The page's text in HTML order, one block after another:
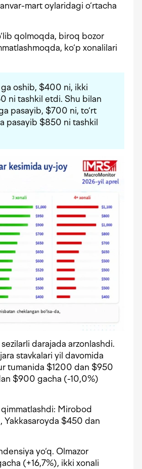
mart oylaridagi o‘rtacha
qolmoqda, biroq bozor
ko‘p xonalilari
ga oshib, $400 ni, ikki
ni tashkil etdi. Shu bilan
pasayib, $700 ni, to‘rt
pasayib $850 ni tashkil
darajada arzonlashdi.
stavkalari yil davomida
tumanida $1200 dan $950
$900 gacha (-10,0%)
Mirobod
Yakkasaroyda $450 dan
yo‘q. Olmazor
(+16,7%), ikki xonali